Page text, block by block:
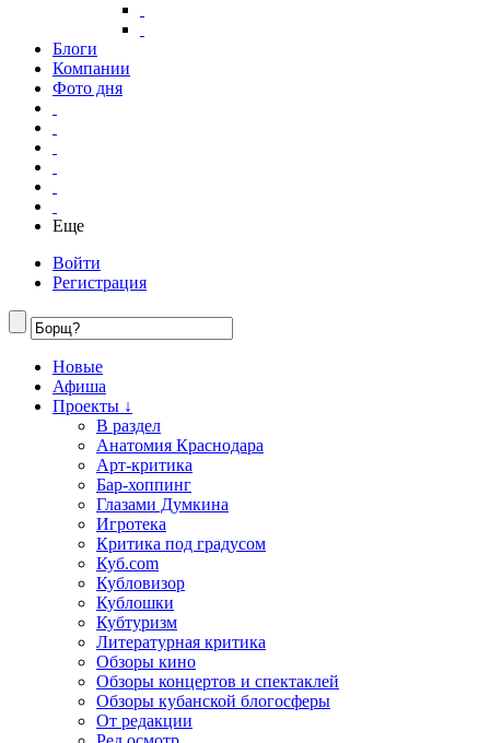
Блоги
Компании
Фото дня
Еще
Войти
Регистрация
Новые
Афиша
Проекты ↓
В раздел
Анатомия Краснодара
Арт-критика
Бар-хоппинг
Глазами Думкина
Игротека
Критика под градусом
Куб.com
Кубловизор
Кублошки
Кубтуризм
Литературная критика
Обзоры кино
Обзоры концертов и спектаклей
Обзоры кубанской блогосферы
От редакции